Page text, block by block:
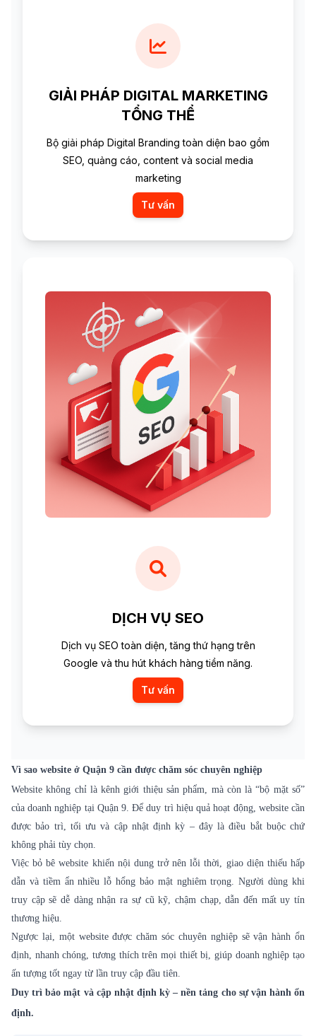
GIẢI PHÁP DIGITAL MARKETING
TỔNG THỂ
Bộ giải pháp Digital Branding toàn diện bao gồm
SEO, quảng cáo, content và social media
marketing
Tư vấn
DỊCH VỤ SEO
Dịch vụ SEO toàn diện, tăng thứ hạng trên
Google và thu hút khách hàng tiềm năng.
Tư vấn
Vì sao website ở Quận 9 cần được chăm sóc chuyên nghiệp
Website không chỉ là kênh giới thiệu sản phẩm, mà còn là “bộ mặt số”
của doanh nghiệp tại Quận 9. Để duy trì hiệu quả hoạt động, website cần
được bảo trì, tối ưu và cập nhật định kỳ – đây là điều bắt buộc chứ
không phải tùy chọn.
Việc bỏ bê website khiến nội dung trở nên lỗi thời, giao diện thiếu hấp
dẫn và tiềm ẩn nhiều lỗ hổng bảo mật nghiêm trọng. Người dùng khi
truy cập sẽ dễ dàng nhận ra sự cũ kỹ, chậm chạp, dẫn đến mất uy tín
thương hiệu.
Ngược lại, một website được chăm sóc chuyên nghiệp sẽ vận hành ổn
định, nhanh chóng, tương thích trên mọi thiết bị, giúp doanh nghiệp tạo
ấn tượng tốt ngay từ lần truy cập đầu tiên.
Duy trì bảo mật và cập nhật định kỳ – nền tảng cho sự vận hành ổn
định.